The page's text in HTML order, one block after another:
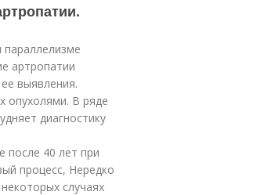
параллелизме
артропатии
выявления.
опухолями. В ряде
диагностику
после 40 лет при
процесс, Нередко
случаях